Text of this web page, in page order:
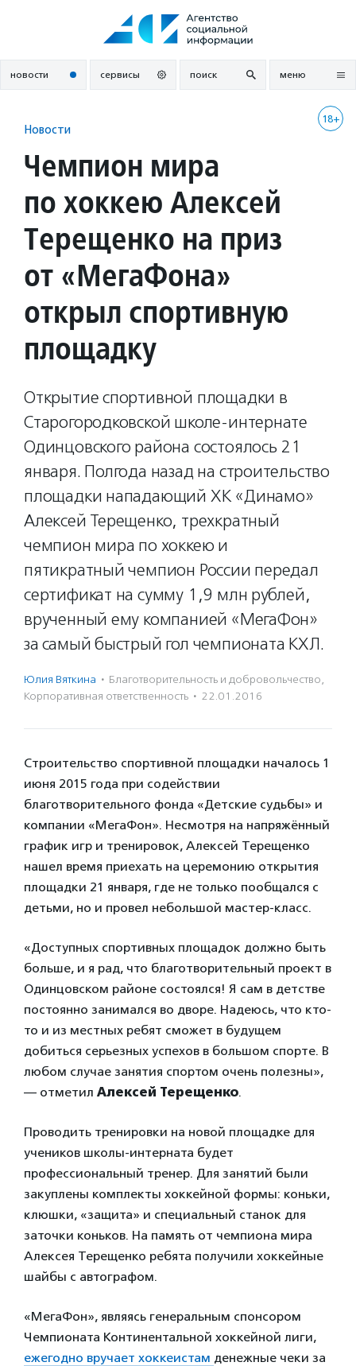
новости сервисы поиск меню
18+
Новости
Чемпион мира
по хоккею Алексей
Терещенко на приз
от «МегаФона»
открыл спортивную
площадку
Открытие спортивной площадки в
Старогородковской школе-интернате
Одинцовского района состоялось 21
января. Полгода назад на строительство
площадки нападающий ХК «Динамо»
Алексей Терещенко, трехкратный
чемпион мира по хоккею и
пятикратный чемпион России передал
сертификат на сумму 1,9 млн рублей,
врученный ему компанией «МегаФон»
за самый быстрый гол чемпионата КХЛ.
Юлия Вяткина · Благотвори­тель­ность и доброволь­чест­во,
Корпоративная ответственность · 22.01.2016
Строительство спортивной площадки началось 1
июня 2015 года при содействии
благотворительного фонда «Детские судьбы» и
компании «МегаФон». Несмотря на напряжённый
график игр и тренировок, Алексей Терещенко
нашел время приехать на церемонию открытия
площадки 21 января, где не только пообщался с
детьми, но и провел небольшой мастер-класс.
«Доступных спортивных площадок должно быть
больше, и я рад, что благотворительный проект в
Одинцовском районе состоялся! Я сам в детстве
постоянно занимался во дворе. Надеюсь, что кто-
то и из местных ребят сможет в будущем
добиться серьезных успехов в большом спорте. В
любом случае занятия спортом очень полезны»,
— отметил Алексей Терещенко.
Проводить тренировки на новой площадке для
учеников школы-интерната будет
профессиональный тренер. Для занятий были
закуплены комплекты хоккейной формы: коньки,
клюшки, «защита» и специальный станок для
заточки коньков. На память от чемпиона мира
Алексея Терещенко ребята получили хоккейные
шайбы с автографом.
«МегаФон», являясь генеральным спонсором
Чемпионата Континентальной хоккейной лиги,
ежегодно вручает хоккеистам денежные чеки за